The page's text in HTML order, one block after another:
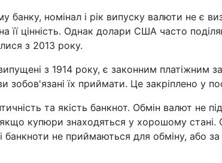
банку, номінал і рік випуску валюти не є
її цінність. Однак долари США часто
з 2013 року.
з 1914 року, є законним платіжним
зобов'язані їх приймати. Це закріплено у
та якість банкнот. Обмін валют не
купюри знаходяться у хорошому
банкноти не приймаються для обміну, або